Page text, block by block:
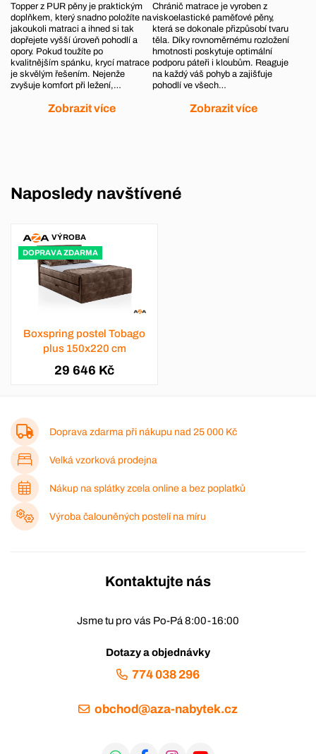
Topper z PUR pěny je praktickým
doplňkem, který snadno položíte na
jakoukoli matraci a ihned si tak
dopřejete vyšší úroveň pohodlí a
opory. Pokud toužíte po
kvalitnějším spánku, krycí matrace
je skvělým řešením. Nejenže
zvyšuje komfort při ležení,…
Zobrazit více
Chránič matrace je vyroben z
viskoelastické paměťové pěny,
která se dokonale přizpůsobí tvaru
těla. Díky rovnoměrnému rozložení
hmotnosti poskytuje optimální
podporu páteři i kloubům. Reaguje
na každý váš pohyb a zajišťuje
pohodlí ve všech…
Zobrazit více
Naposledy navštívené
VÝROBA
DOPRAVA ZDARMA
Boxspring postel Tobago
plus 150x220 cm
29 646 Kč
Doprava zdarma při nákupu nad 25 000 Kč
Velká vzorková prodejna
Nákup na splátky zcela online a bez poplatků
Výroba čalouněných postelí na míru
Kontaktujte nás
Jsme tu pro vás Po-Pá 8:00-16:00
Dotazy a objednávky
774 038 296
obchod@aza-nabytek.cz